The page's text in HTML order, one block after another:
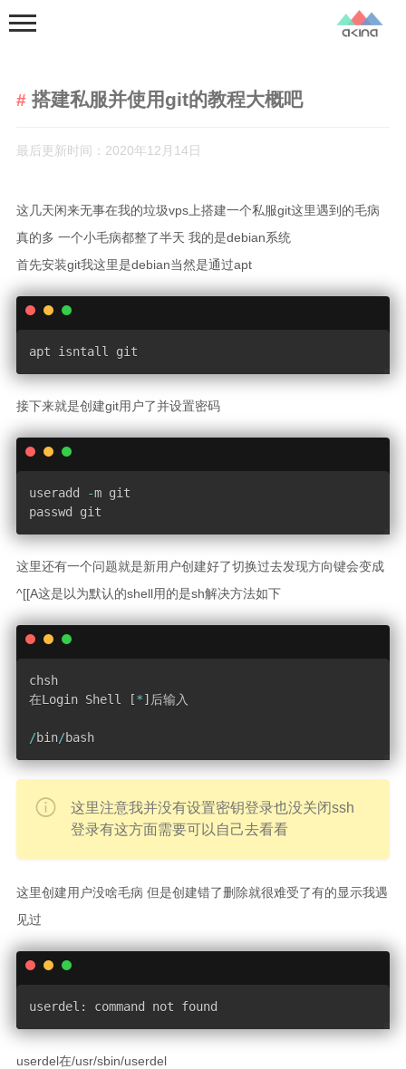
搭建私服并使用git的教程大概吧
最后更新时间：2020年12月14日
这几天闲来无事在我的垃圾vps上搭建一个私服git这里遇到的毛病
真的多 一个小毛病都整了半天 我的是debian系统
首先安装git我这里是debian当然是通过apt
apt isntall git
接下来就是创建git用户了并设置密码
useradd -m git
passwd git
这里还有一个问题就是新用户创建好了切换过去发现方向键会变成
^[[A这是以为默认的shell用的是sh解决方法如下
chsh
在Login Shell
[*] 后输入
/bin/bash
这里注意我并没有设置密钥登录也没关闭ssh
登录有这方面需要可以自己去看看
这里创建用户没啥毛病 但是创建错了删除就很难受了有的显示我遇
见过
userdel : command not found
userdel在/usr/sbin/userdel
首页
分类
树莓派
好物安利
計算機網絡
java
联系我
小小博客生态